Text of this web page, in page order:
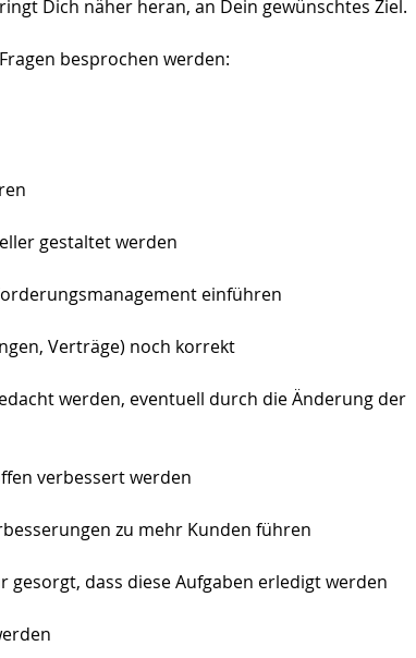
Dich näher heran, an Dein gewünschtes Ziel.
besprochen werden:
gestaltet werden
einführen
Verträge) noch korrekt
werden, eventuell durch die Änderung der
verbessert werden
zu mehr Kunden führen
dass diese Aufgaben erledigt werden